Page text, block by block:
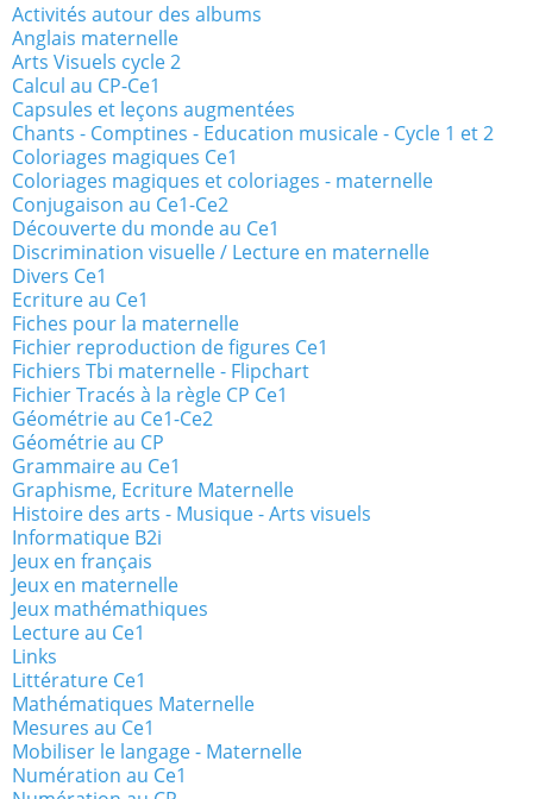
Activités autour des albums
Anglais maternelle
Arts Visuels cycle 2
Calcul au CP-Ce1
Capsules et leçons augmentées
Chants - Comptines - Education musicale - Cycle 1 et 2
Coloriages magiques Ce1
Coloriages magiques et coloriages - maternelle
Conjugaison au Ce1-Ce2
Découverte du monde au Ce1
Discrimination visuelle / Lecture en maternelle
Divers Ce1
Ecriture au Ce1
Fiches pour la maternelle
Fichier reproduction de figures Ce1
Fichiers Tbi maternelle - Flipchart
Fichier Tracés à la règle CP Ce1
Géométrie au Ce1-Ce2
Géométrie au CP
Grammaire au Ce1
Graphisme, Ecriture Maternelle
Histoire des arts - Musique - Arts visuels
Informatique B2i
Jeux en français
Jeux en maternelle
Jeux mathémathiques
Lecture au Ce1
Links
Littérature Ce1
Mathématiques Maternelle
Mesures au Ce1
Mobiliser le langage - Maternelle
Numération au Ce1